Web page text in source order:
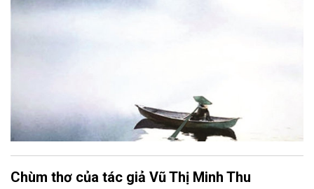
Chùm thơ của tác giả Vũ Thị Minh Thu